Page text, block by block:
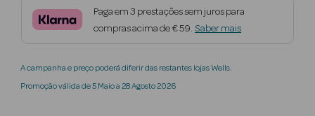
Beauty Season
Nutricosmética
Perfumes
Paga em 3 prestações sem juros para
compras acima de € 59. Saber mais
A campanha e preço poderá diferir das restantes lojas Wells.
Promoção válida de 5 Maio a 28 Agosto 2026